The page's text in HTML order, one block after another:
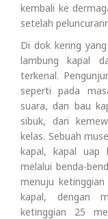
kembali ke
setelah
Di dok kering
lambung kapal
terkenal.
seperti pada
suara, dan bau
sibuk, dari
kelas. Sebuah
kapal, kapal uap
melalui benda-
menuju
kapal, dengan
ketinggian 25